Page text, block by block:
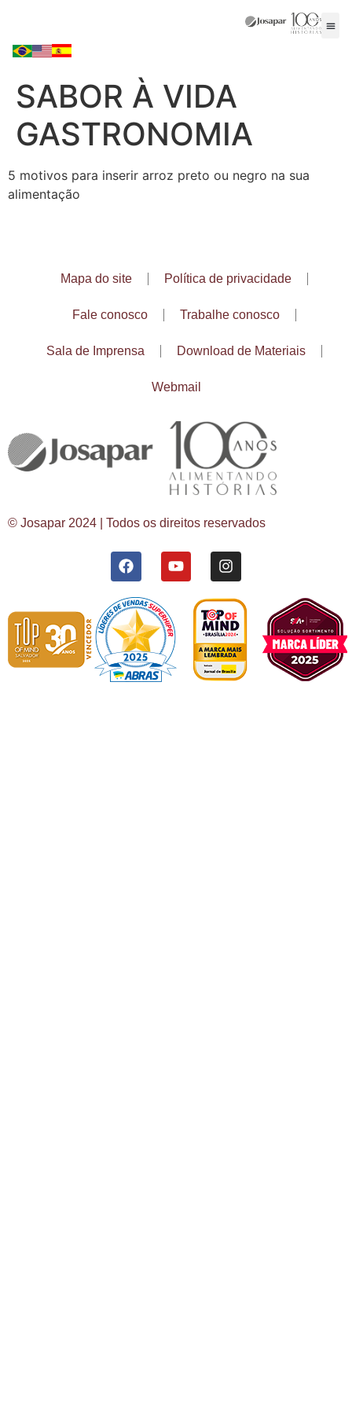
SABOR À VIDA
GASTRONOMIA
5 motivos para inserir arroz preto ou negro na sua
alimentação
Mapa do site Política de privacidade
Fale conosco Trabalhe conosco
Sala de Imprensa Download de Materiais
Webmail
© Josapar 2024 | Todos os direitos reservados